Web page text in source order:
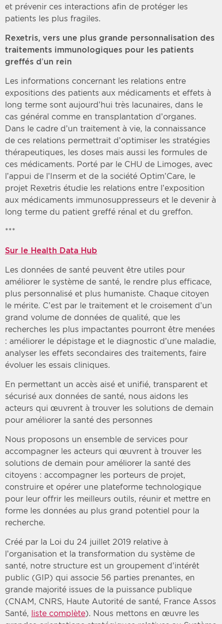
et prévenir ces interactions afin de protéger les
patients les plus fragiles.
Rexetris, vers une plus grande personnalisation des
traitements immunologiques pour les patients
greffés d’un rein
Les informations concernant les relations entre
expositions des patients aux médicaments et effets à
long terme sont aujourd’hui très lacunaires, dans le
cas général comme en transplantation d’organes.
Dans le cadre d’un traitement à vie, la connaissance
de ces relations permettrait d’optimiser les stratégies
thérapeutiques, les doses mais aussi les formules de
ces médicaments. Porté par le CHU de Limoges, avec
l’appui de l’Inserm et de la société Optim’Care, le
projet Rexetris étudie les relations entre l’exposition
aux médicaments immunosuppresseurs et le devenir à
long terme du patient greffé rénal et du greffon.
***
Sur le Health Data Hub
Les données de santé peuvent être utiles pour
améliorer le système de santé, le rendre plus efficace,
plus personnalisé et plus humaniste. Chaque citoyen
le mérite. C’est par le traitement et le croisement d’un
grand volume de données de qualité, que les
recherches les plus impactantes pourront être menées
: améliorer le dépistage et le diagnostic d’une maladie,
analyser les effets secondaires des traitements, faire
évoluer les essais cliniques.
En permettant un accès aisé et unifié, transparent et
sécurisé aux données de santé, nous aidons les
acteurs qui œuvrent à trouver les solutions de demain
pour améliorer la santé des personnes
Nous proposons un ensemble de services pour
accompagner les acteurs qui œuvrent à trouver les
solutions de demain pour améliorer la santé des
citoyens : accompagner les porteurs de projet,
construire et opérer une plateforme technologique
pour leur offrir les meilleurs outils, réunir et mettre en
forme les données au plus grand potentiel pour la
recherche.
Créé par la Loi du 24 juillet 2019 relative à
l’organisation et la transformation du système de
santé, notre structure est un groupement d’intérêt
public (GIP) qui associe 56 parties prenantes, en
grande majorité issues de la puissance publique
(CNAM, CNRS, Haute Autorité de santé, France Assos
Santé, liste complète). Nous mettons en œuvre les